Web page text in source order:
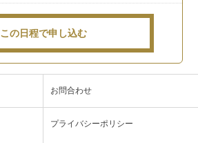
この日程で申し込む
お問合わせ
プライバシーポリシー